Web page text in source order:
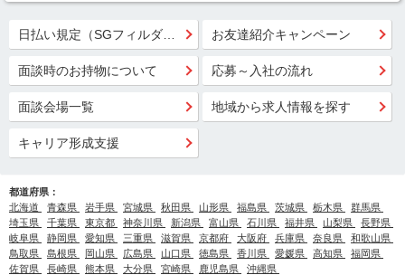
お友達紹介キャンペーン
面談時のお持物について 応募～入社の流れ
面談会場一覧 地域から求人情報を探す
キャリア形成支援
都道府県：
北海道
青森県 岩手県 宮城県 秋田県 山形県 福島県 茨城県 栃木県
群馬県
埼玉県
千葉県 東京都 神奈川県 新潟県 富山県 石川県 福井県 山梨県
長野県
岐阜県
静岡県 愛知県 三重県 滋賀県 京都府 大阪府 兵庫県 奈良県
和歌山県
鳥取県
島根県 岡山県 広島県 山口県 徳島県 香川県 愛媛県 高知県
福岡県
佐賀県
長崎県 熊本県 大分県 宮崎県 鹿児島県 沖縄県